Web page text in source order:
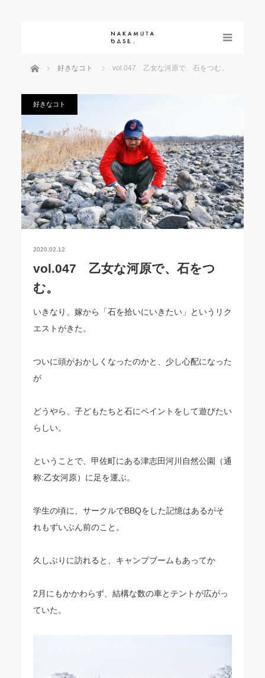
ホーム 好きなコト vol.047 乙女な河原で、石をつむ。
好きなコト
2020.02.12
vol.047 乙女な河原で、石をつ
む。
いきなり、嫁から「石を拾いにいきたい」というリク
エストがきた。
ついに頭がおかしくなったのかと、少し心配になった
が
どうやら、子どもたちと石にペイントをして遊びたい
らしい。
ということで、甲佐町にある津志田河川自然公園（通
称:乙女河原）に足を運ぶ。
学生の頃に、サークルでBBQをした記憶はあるがそ
れもずいぶん前のこと。
久しぶりに訪れると、キャンプブームもあってか
2月にもかかわらず、結構な数の車とテントが広がっ
ていた。